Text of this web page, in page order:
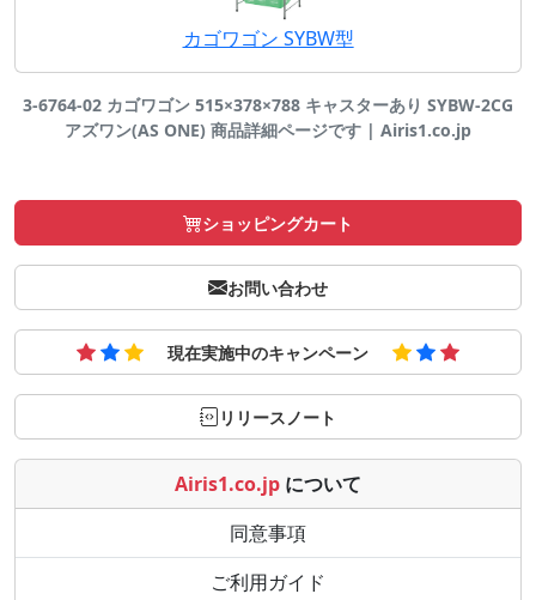
カゴワゴン SYBW型
3-6764-02 カゴワゴン 515×378×788 キャスターあり SYBW-2CG
アズワン(AS ONE) 商品詳細ページです | Airis1.co.jp
ショッピングカート
お問い合わせ
現在実施中のキャンペーン
リリースノート
Airis1.co.jp について
同意事項
ご利用ガイド